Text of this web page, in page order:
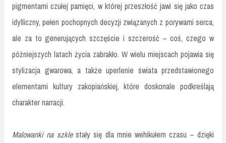
pigmentami czułej pamięci, w której przeszłość jawi się jako czas
idylliczny, pełen pochopnych decyzji związanych z porywami serca,
ale za to generujących szczęście i szczerość – coś, czego w
późniejszych latach życia zabrakło. W wielu miejscach pojawia się
stylizacja gwarowa, a także uperlenie świata przedstawionego
elementami kultury zakopiańskiej, które doskonale podkreślają
charakter narracji.
Malowanki na szklestały się dla mnie wehikułem czasu – dzięki